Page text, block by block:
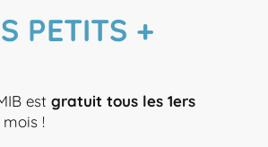
PETITS +
est gratuit tous les 1ers
!